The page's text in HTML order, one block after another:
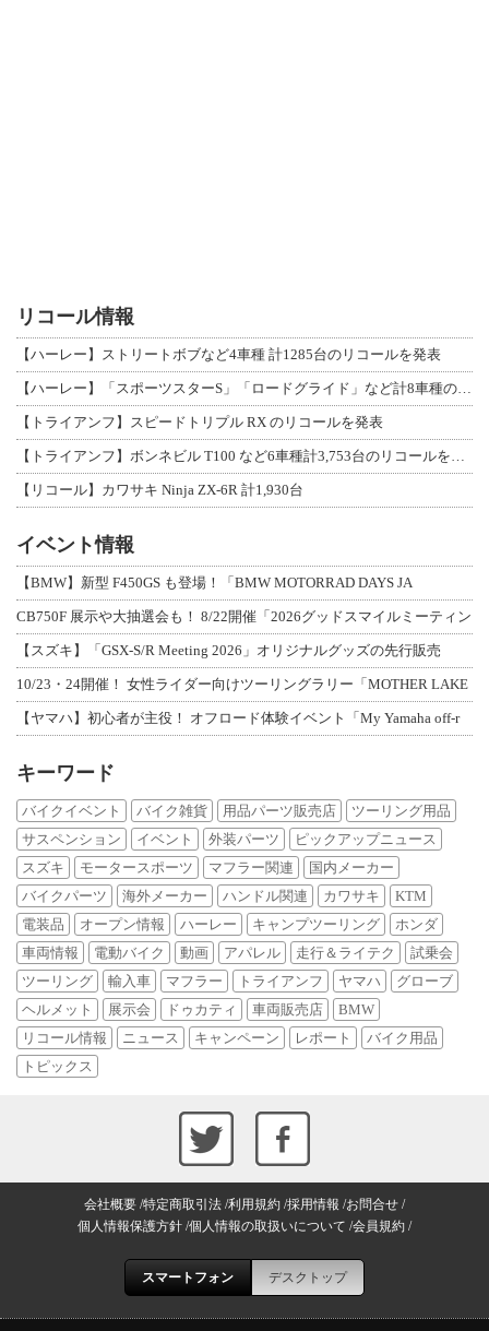
リコール情報
【ハーレー】ストリートボブなど4車種 計1285台のリコールを発表
【ハーレー】「スポーツスターS」「ロードグライド」など計8車種のリコールを発表
【トライアンフ】スピードトリプル RX のリコールを発表
【トライアンフ】ボンネビル T100 など6車種計3,753台のリコールを発表
【リコール】カワサキ Ninja ZX-6R 計1,930台
イベント情報
【BMW】新型 F450GS も登場！「BMW MOTORRAD DAYS JA
CB750F 展示や大抽選会も！ 8/22開催「2026グッドスマイルミーティン
【スズキ】「GSX-S/R Meeting 2026」オリジナルグッズの先行販売
10/23・24開催！ 女性ライダー向けツーリングラリー「MOTHER LAKE
【ヤマハ】初心者が主役！ オフロード体験イベント「My Yamaha off-r
キーワード
バイクイベント バイク雑貨 用品パーツ販売店
ツーリング用品
サスペンション
イベント 外装パーツ
ピックアップニュース
スズキ
モータースポーツ マフラー関連
国内メーカー
バイクパーツ
海外メーカー ハンドル関連 カワサキ
KTM
電装品
オープン情報 ハーレー キャンプツーリング
ホンダ
車両情報
電動バイク 動画 アパレル 走行＆ライテク
試乗会
ツーリング
輸入車 マフラー トライアンフ ヤマハ
グローブ
ヘルメット
展示会 ドゥカティ 車両販売店
BMW
リコール情報
ニュース キャンペーン レポート
バイク用品
トピックス
会社概要 特定商取引法 利用規約 採用情報 お問合せ
個人情報保護方針 個人情報の取扱いについて 会員規約
スマートフォン デスクトップ